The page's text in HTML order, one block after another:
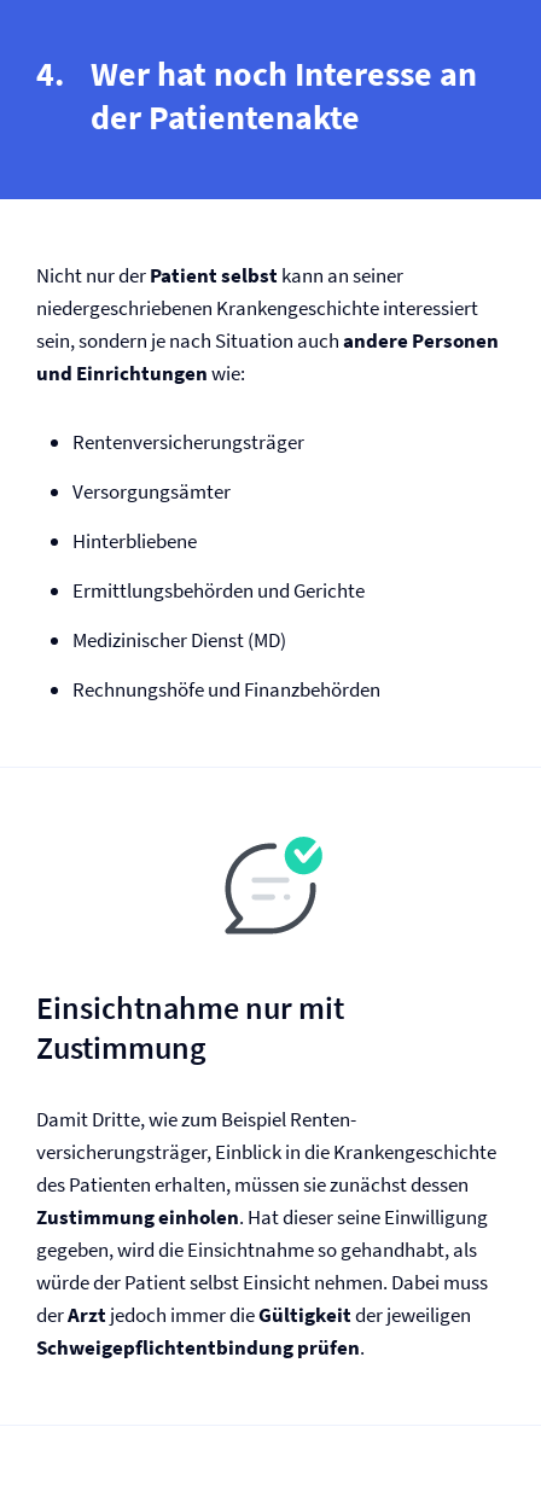
Wer hat noch Interesse an
der Patientenakte
Nicht nur derPatient selbstkann an seiner
niedergeschriebenen Krankengeschichte interessiert
sein, sondern je nach Situation auchandere Personen
und Einrichtungenwie:
Renten­versicherungsträger
Versorgungsämter
Hinterbliebene
Ermittlungsbehörden und Gerichte
Medizinischer Dienst (MD)
Rechnungshöfe und Finanzbehörden
Einsichtnahme nur mit
Zustimmung
Damit Dritte, wie zum Beispiel Renten­
versicherungsträger, Einblick in die Krankengeschichte
des Patienten erhalten, müssen sie zunächst dessen
Zustimmung einholen. Hat dieser seine Einwilligung
gegeben, wird die Einsichtnahme so gehandhabt, als
würde der Patient selbst Einsicht nehmen. Dabei muss
derArztjedoch immer dieGültigkeitder jeweiligen
Schweige­pflichtentbindung prüfen.